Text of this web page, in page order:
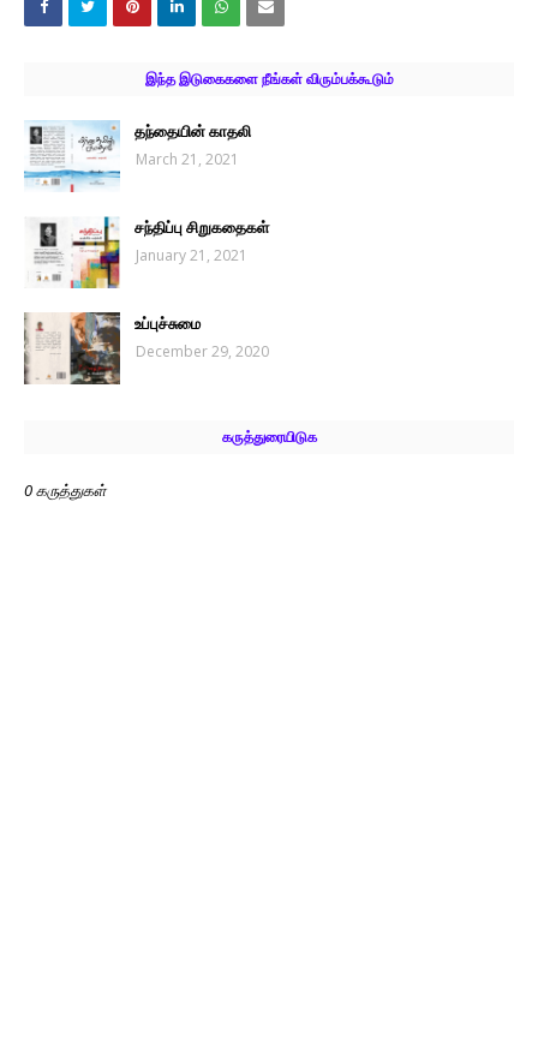
இந்த இடுகைகளை நீங்கள் விரும்பக்கூடும்
தந்தையின் காதலி
March 21, 2021
சந்திப்பு சிறுகதைகள்
January 21, 2021
உப்புச்சுமை
December 29, 2020
கருத்துரையிடுக
0 கருத்துகள்